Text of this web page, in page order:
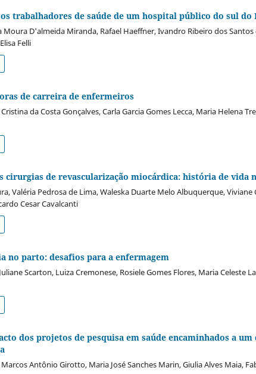
trabalhadores de saúde de um hospital público do sul do
Moura D'almeida Miranda, Rafael Haeffner, Ivandro Ribeiro dos Santos
Felli
de carreira de enfermeiros
da Costa Gonçalves, Carla Garcia Gomes Lecca, Maria Helena
cirurgias de revascularização miocárdica: história de vida
Valéria Pedrosa de Lima, Waleska Duarte Melo Albuquerque,
Cesar Cavalcanti
no parto: desafios para a enfermagem
Scarton, Luiza Cremonese, Rosiele Gomes Flores, Maria Celeste
dos projetos de pesquisa em saúde encaminhados a
Marcos Antônio Girotto, Maria José Sanches Marin, Giulia Alves Maia,